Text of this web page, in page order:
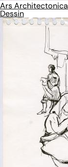
Ars Architectonica
Dessin